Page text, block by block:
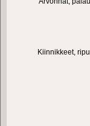
Kiinnikkeet,